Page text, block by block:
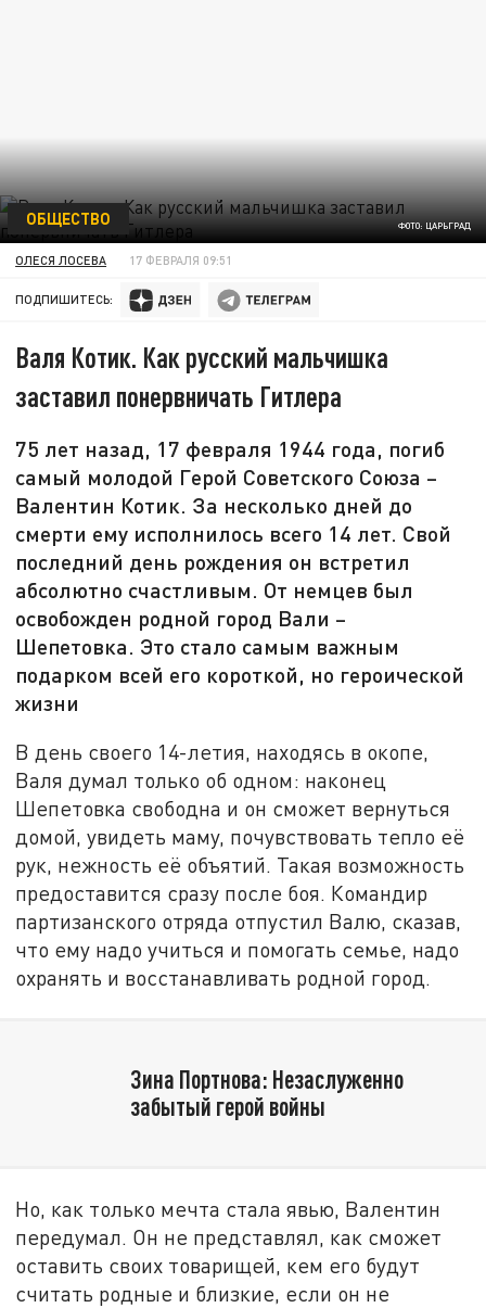
ФОТО: ЦАРЬГРАД
ОБЩЕСТВО
ОЛЕСЯ ЛОСЕВА 17 ФЕВРАЛЯ 09:51
ПОДПИШИТЕСЬ:
Валя Котик. Как русский мальчишка
заставил понервничать Гитлера
75 лет назад, 17 февраля 1944 года, погиб
самый молодой Герой Советского Союза –
Валентин Котик. За несколько дней до
смерти ему исполнилось всего 14 лет. Свой
последний день рождения он встретил
абсолютно счастливым. От немцев был
освобожден родной город Вали –
Шепетовка. Это стало самым важным
подарком всей его короткой, но героической
жизни
В день своего 14-летия, находясь в окопе,
Валя думал только об одном: наконец
Шепетовка свободна и он сможет вернуться
домой, увидеть маму, почувствовать тепло её
рук, нежность её объятий. Такая возможность
предоставится сразу после боя. Командир
партизанского отряда отпустил Валю, сказав,
что ему надо учиться и помогать семье, надо
охранять и восстанавливать родной город.
Зина Портнова: Незаслуженно
забытый герой войны
Но, как только мечта стала явью, Валентин
передумал. Он не представлял, как сможет
оставить своих товарищей, кем его будут
считать родные и близкие, если он не